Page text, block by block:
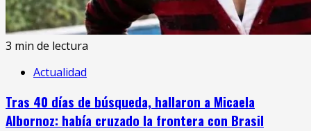
3 min de lectura
Actualidad
Tras 40 días de búsqueda, hallaron a Micaela
Albornoz: había cruzado la frontera con Brasil